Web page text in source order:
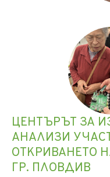
ЦЕНТЪРЪТ ЗА
АНАЛИЗИ
ОТКРИВАНЕТО
ГР. ПЛОВДИВ